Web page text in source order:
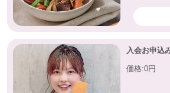
入会お申込
価格:0円